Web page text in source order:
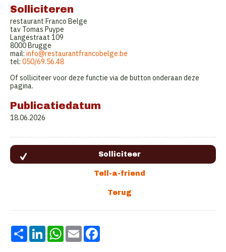
Solliciteren
restaurant Franco Belge
tav Tomas Puype
Langestraat 109
8000 Brugge
mail: info@restaurantfrancobelge.be
tel: 050/69.56.48
Of solliciteer voor deze functie via de button onderaan deze
pagina.
Publicatiedatum
18.06.2026
Share LinkedInWhatsApp
Email